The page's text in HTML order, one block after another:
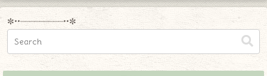
✼••┈┈┈┈┈┈┈┈┈••✼